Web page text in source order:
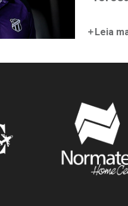
Leia